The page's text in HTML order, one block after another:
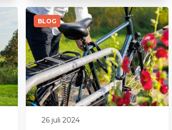
BLOG
26 juli 2024